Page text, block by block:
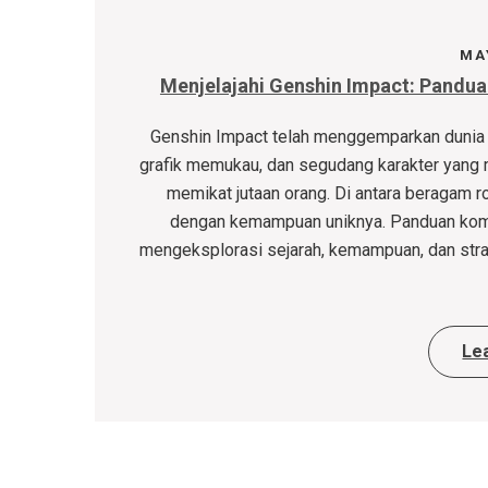
Menjelajahi Genshin Impact:
Genshin Impact telah menggemparkan
grafik memukau, dan segudang karakter
memikat jutaan orang. Di antara beragam
dengan kemampuan uniknya. Panduan
mengeksplorasi sejarah, kemampuan, dan